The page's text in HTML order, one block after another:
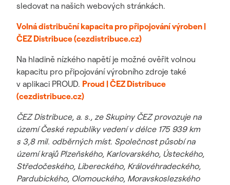
sledovat na našich webových stránkách.
Volná distribuční kapacita pro připojování výroben |
ČEZ Distribuce (cezdistribuce.cz)
Na hladině nízkého napětí je možné ověřit volnou
kapacitu pro připojování výrobního zdroje také
v aplikaci PROUD. Proud | ČEZ Distribuce
(cezdistribuce.cz)
ČEZ Distribuce, a. s., ze Skupiny ČEZ provozuje na
území České republiky vedení v délce 175 939 km
s 3,8 mil. odběrných míst. Společnost působí na
území krajů Plzeňského, Karlovarského, Ústeckého,
Středočeského, Libereckého, Královéhradeckého,
Pardubického, Olomouckého, Moravskoslezského